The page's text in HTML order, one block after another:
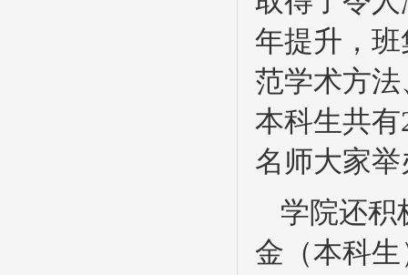
年提升，
范学术方
本科生共
名师大家
学院还积
金（本科